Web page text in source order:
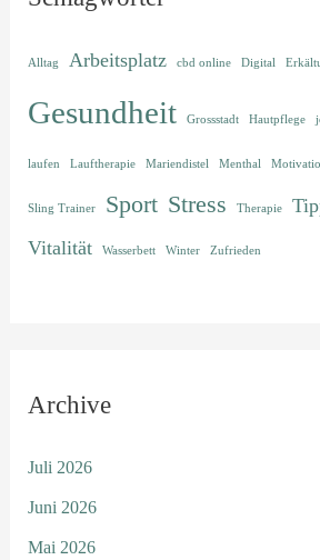
Alltag Arbeitsplatz cbd online Digital
Gesundheit Grossstadt Hautpflege
laufen Lauftherapie Mariendistel Menthal
Sling Trainer Sport Stress Therapie
Vitalität Wasserbett Winter Zufrieden
Archive
Juli 2026
Juni 2026
Mai 2026